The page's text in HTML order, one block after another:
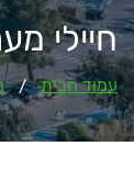
חיילי
עמוד הבית /